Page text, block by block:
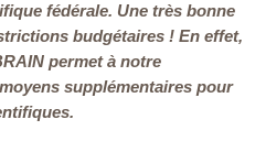
fédérale. Une très bonne
budgétaires ! En effet,
permet à notre
supplémentaires pour